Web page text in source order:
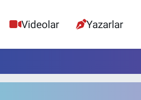
Videolar Yazarlar